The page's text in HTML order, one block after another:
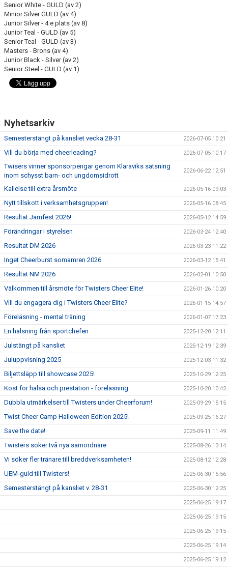
TWIST CHEER COMP
Senior White - GULD (av 2)
Minior Silver GULD (av 4)
Junior Silver - 4:e plats (av 8)
Junior Teal - GULD (av 5)
Senior Teal - GULD (av 3)
Masters - Brons (av 4)
Junior Black - Silver (av 2)
Senior Steel - GULD (av 1)
Nyhetsarkiv
Semesterstängt på kansliet vecka 28-31 2026-07-05 10:21
Vill du börja med cheerleading? 2026-07-05 10:17
Twisers vinner sponsorpengar genom Klaraviks satsning
inom schysst barn- och ungdomsidrott
2026-06-22 12:51
Kallelse till extra årsmöte 2026-05-16 09:03
Nytt tillskott i verksamhetsgruppen! 2026-05-16 08:45
Resultat Jamfest 2026! 2026-05-12 14:59
Förändringar i styrelsen 2026-03-24 12:40
Resultat DM 2026 2026-03-23 11:22
Inget Cheerburst somamren 2026 2026-03-12 15:41
Resultat NM 2026 2026-02-01 10:50
Välkommen till årsmöte för Twisters Cheer Elite! 2026-01-26 10:20
Vill du engagera dig i Twisters Cheer Elite? 2026-01-15 14:57
Föreläsning - mental träning 2026-01-07 17:23
En hälsning från sportchefen 2025-12-20 12:11
Julstängt på kansliet 2025-12-19 12:39
Juluppvisning 2025 2025-12-03 11:32
Biljettsläpp till showcase 2025! 2025-10-29 12:25
Kost för hälsa och prestation - föreläsning 2025-10-20 10:42
Dubbla utmärkelser till Twisters under Cheerforum! 2025-09-29 15:15
Twist Cheer Camp Halloween Edition 2025! 2025-09-25 16:27
Save the date! 2025-09-11 11:49
Twisters söker två nya samordnare 2025-08-26 13:14
Vi söker fler tränare till breddverksamheten! 2025-08-12 12:28
UEM-guld till Twisters! 2025-06-30 15:56
Semesterstängt på kansliet v. 28-31 2025-06-30 12:25
2025-06-25 19:17
2025-06-25 19:15
2025-06-25 19:15
2025-06-25 19:14
2025-06-25 19:12